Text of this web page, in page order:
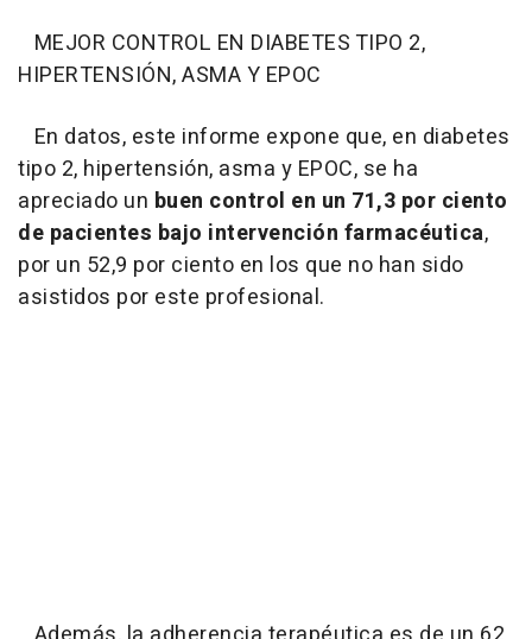
MEJOR CONTROL EN DIABETES TIPO 2,
HIPERTENSIÓN, ASMA Y EPOC
En datos, este informe expone que, en diabetes
tipo 2, hipertensión, asma y EPOC, se ha
apreciado un buen control en un 71,3 por ciento
de pacientes bajo intervención farmacéutica,
por un 52,9 por ciento en los que no han sido
asistidos por este profesional.